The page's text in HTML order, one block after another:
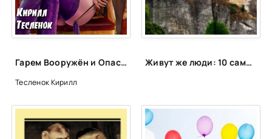
38mp3
39mp3
Гарем Вооружён и Опасен, том 4 - Кирилл Тесленок
Тесленок Кирилл
Живут же люди: 10 самых необычных городов мира